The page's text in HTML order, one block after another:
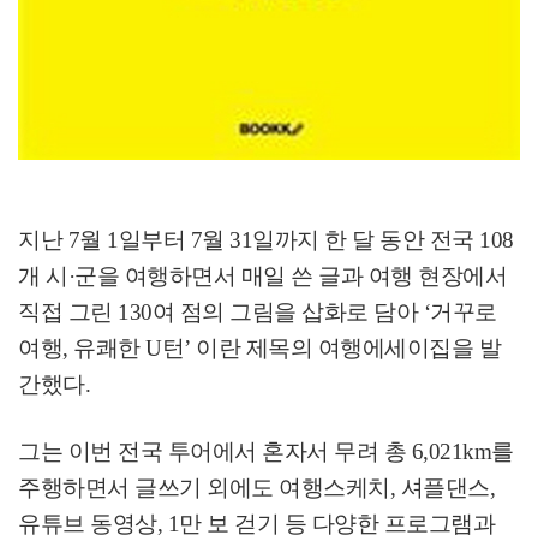
지난 7월 1 일부터 7월 31일까지 한 달 동안 전국 108
개 시 ·군을 여행하면서 매일 쓴 글과 여행 현장에서
직접 그린 130여 점의 그림을 삽화로 담아 ‘거꾸로
여행, 유쾌한U턴’ 이란 제목의 여행에세이집을 발
간했다.
그는 이번 전국 투어에서 혼자서 무려 총 6,021km를
주행하면서 글쓰기 외에도 여행스케치, 셔플댄스,
유튜브 동영상, 1 만 보 걷기 등 다양한 프로그램과